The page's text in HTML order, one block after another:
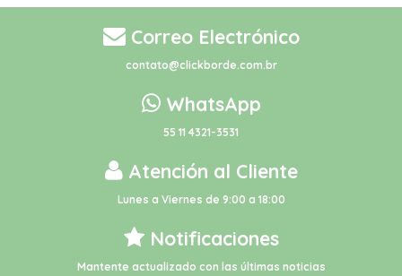
Correo Electrónico
contato@clickborde.com.br
WhatsApp
55 11 4321-3531
Atención al Cliente
Lunes a Viernes de 9:00 a 18:00
Notificaciones
Mantente actualizado con las últimas noticias